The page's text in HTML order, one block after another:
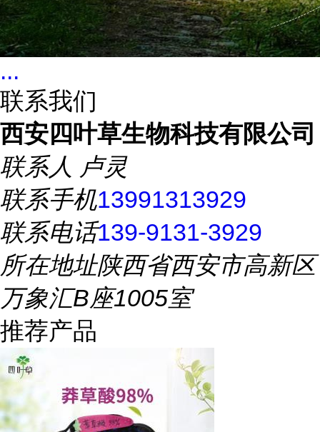
...
联系我们
西安四叶草生物科技有限公司
联系人 卢灵
联系手机13991313929
联系电话139-9131-3929
所在地址陕西省西安市高新区
万象汇B座1005室
推荐产品